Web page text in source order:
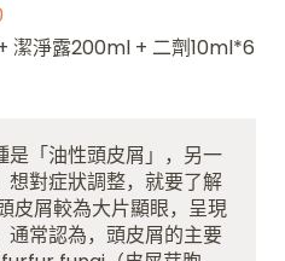
潔淨露200ml + 二劑10ml*6
「油性頭皮屑」，另一
對症狀調整，就要了解
皮屑較為大片顯眼，呈現
常認為，頭皮屑的主要